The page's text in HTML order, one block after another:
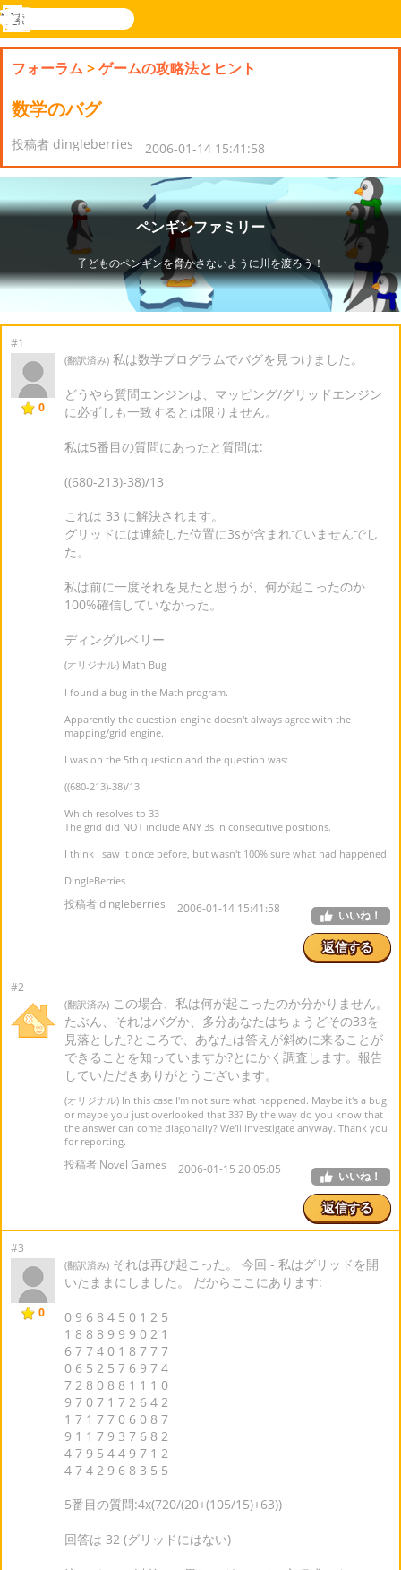
Novel
検
索
ログ
メ
ニ
フォーラム>ゲームの攻略法とヒント
数学のバグ
投稿者 dingleberries 2006-01-14 15:41:58
#1
0
(翻訳済み) 私は数学プログラムでバグを見つけました。
どうやら質問エンジンは、マッピング/グリッドエンジン
に必ずしも一致するとは限りません。
私は5番目の質問にあったと質問は:
((680-213)-38)/13
これは 33 に解決されます。
グリッドには連続した位置に3sが含まれていませんでし
た。
私は前に一度それを見たと思うが、何が起こったのか
100%確信していなかった。
ディングルベリー
(オリジナル) Math Bug
I found a bug in the Math program.
Apparently the question engine doesn't always agree with the
mapping/grid engine.
I was on the 5th question and the question was:
((680-213)-38)/13
Which resolves to 33
The grid did NOT include ANY 3s in consecutive positions.
I think I saw it once before, but wasn't 100% sure what had happened.
DingleBerries
投稿者 dingleberries 2006-01-14 15:41:58 いいね！
返信する
#2
(翻訳済み) この場合、私は何が起こったのか分かりません。
たぶん、それはバグか、多分あなたはちょうどその33を
見落とした?ところで、あなたは答えが斜めに来ることが
できることを知っていますか?とにかく調査します。報告
していただきありがとうございます。
(オリジナル) In this case I'm not sure what happened. Maybe it's a bug
or maybe you just overlooked that 33? By the way do you know that
the answer can come diagonally? We'll investigate anyway. Thank you
for reporting.
投稿者 Novel Games 2006-01-15 20:05:05 いいね！
返信する
#3
0
(翻訳済み) それは再び起こった。 今回 - 私はグリッドを開
いたままにしました。 だからここにあります:
0 9 6 8 4 5 0 1 2 5
1 8 8 8 9 9 9 0 2 1
6 7 7 4 0 1 8 7 7 7
0 6 5 2 5 7 6 9 7 4
7 2 8 0 8 8 1 1 1 0
9 7 0 7 1 7 2 6 4 2
1 7 1 7 7 0 6 0 8 7
9 1 1 7 9 3 7 6 8 2
4 7 9 5 4 4 9 7 1 2
4 7 4 2 9 6 8 3 5 5
5番目の質問:4x(720/(20+(105/15)+63))
回答は 32 (グリッドにはない)